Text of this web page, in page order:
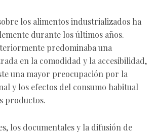
los alimentos industrializados ha
durante los últimos años.
predominaba una
en la comodidad y la accesibilidad,
una mayor preocupación por la
y los efectos del consumo habitual
productos.
los documentales y la difusión de